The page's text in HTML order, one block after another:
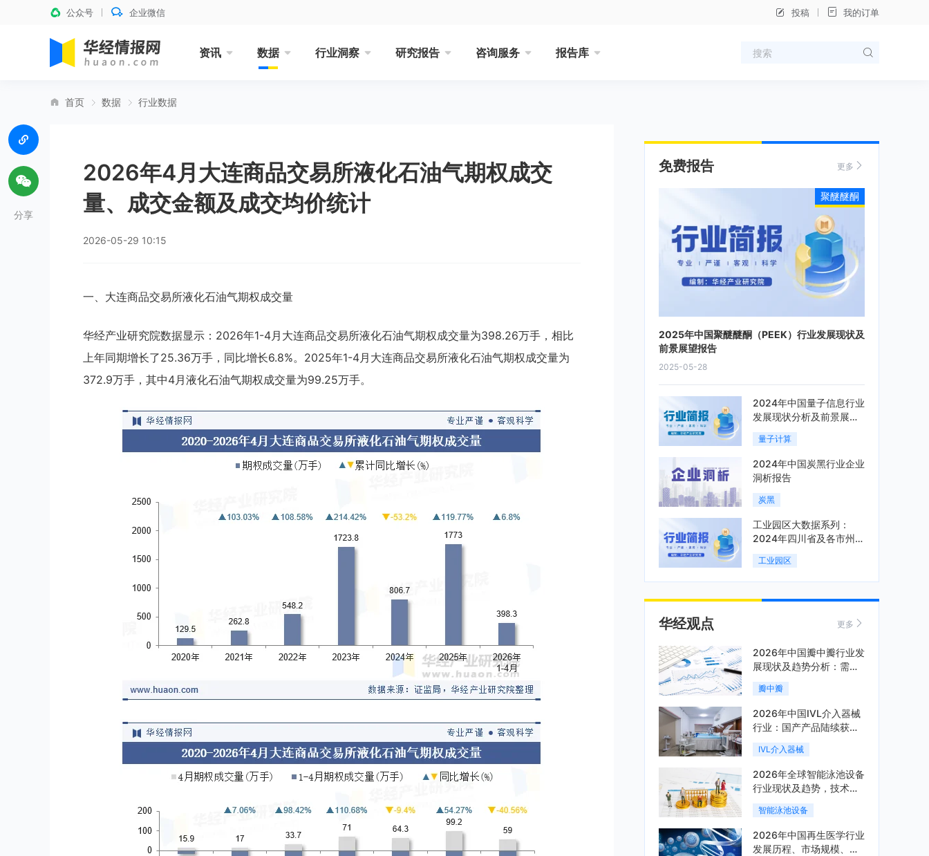
公众号 企业微信 投稿 我的订单
资讯 数据 行业洞察 研究报告 咨询服务 报告库
首页 数据 行业数据
2026年4月大连商品交易所液化石油气期权成交
量、成交金额及成交均价统计
2026-05-29 10:15
一、大连商品交易所液化石油气期权成交量
华经产业研究院数据显示：2026年1-4月大连商品交易所液化石油气期权成交量为398.26万手，相比
上年同期增长了25.36万手，同比增长6.8%。2025年1-4月大连商品交易所液化石油气期权成交量为
372.9万手，其中4月液化石油气期权成交量为99.25万手。
分享
免费报告 更多
2025年中国聚醚醚酮（PEEK）行业发展现状及
前景展望报告
2025-05-28
聚醚醚酮
2024年中国量子信息行业
发展现状分析及前景展望
报告
量子计算
2024年中国炭黑行业企业
洞析报告
炭黑
工业园区大数据系列：
2024年四川省及各市州工
业园区全景洞析报告
工业园区
华经观点 更多
2026年中国瓣中瓣行业发
展现状及趋势分析：需求
可持续释放，市场发展前
景良好「图」
瓣中瓣
2026年中国IVL介入器械
行业：国产产品陆续获
批，市场将进入持续高增
长阶段「图」
IVL介入器械
2026年全球智能泳池设备
行业现状及趋势，技术端
朝着系统集成、绿色节能
方向迭代「图」
智能泳池设备
2026年中国再生医学行业
发展历程、市场规模、相